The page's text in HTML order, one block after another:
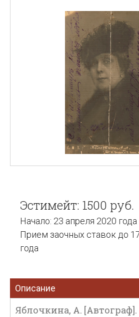
Эстимейт: 1500 руб.
Начало: 23 апреля 2020
Прием заочных ставок до
года
Описание
Яблочкина, А.